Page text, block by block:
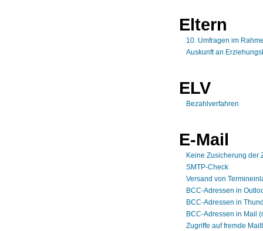
Eltern
10. Umfragen im
Auskunft an
ELV
Bezahlverfahren
E-Mail
Keine Zusicherung der
SMTP-Check
Versand von
BCC-Adressen in
BCC-Adressen in
BCC-Adressen in Mail
Zugriffe auf fremde